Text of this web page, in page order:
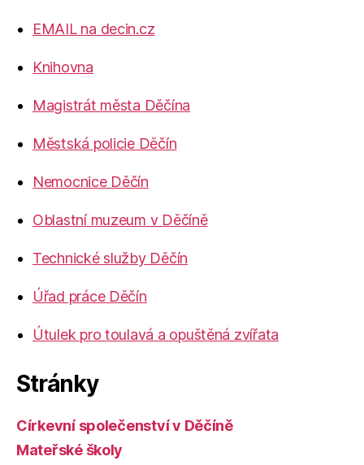
EMAIL na decin.cz
Knihovna
Magistrát města Děčína
Městská policie Děčín
Nemocnice Děčín
Oblastní muzeum v Děčíně
Technické služby Děčín
Úřad práce Děčín
Útulek pro toulavá a opuštěná zvířata
Stránky
Církevní společenství v Děčíně
Mateřské školy